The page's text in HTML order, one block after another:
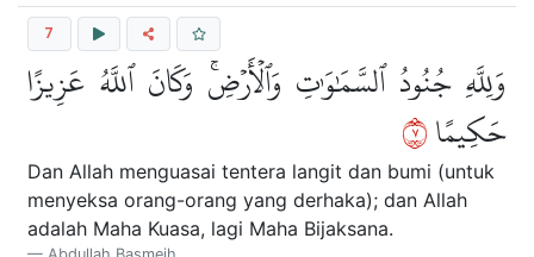
7
وَلِلَّهِ جُنُودُ ٱلسَّمَٰوَٰتِ وَٱلۡأَرۡضِۚ وَكَانَ ٱللَّهُ عَزِيزًا
حَكِيمًا٧
Dan Allah menguasai tentera langit dan bumi (untuk
menyeksa orang-orang yang derhaka); dan Allah
adalah Maha Kuasa, lagi Maha Bijaksana.